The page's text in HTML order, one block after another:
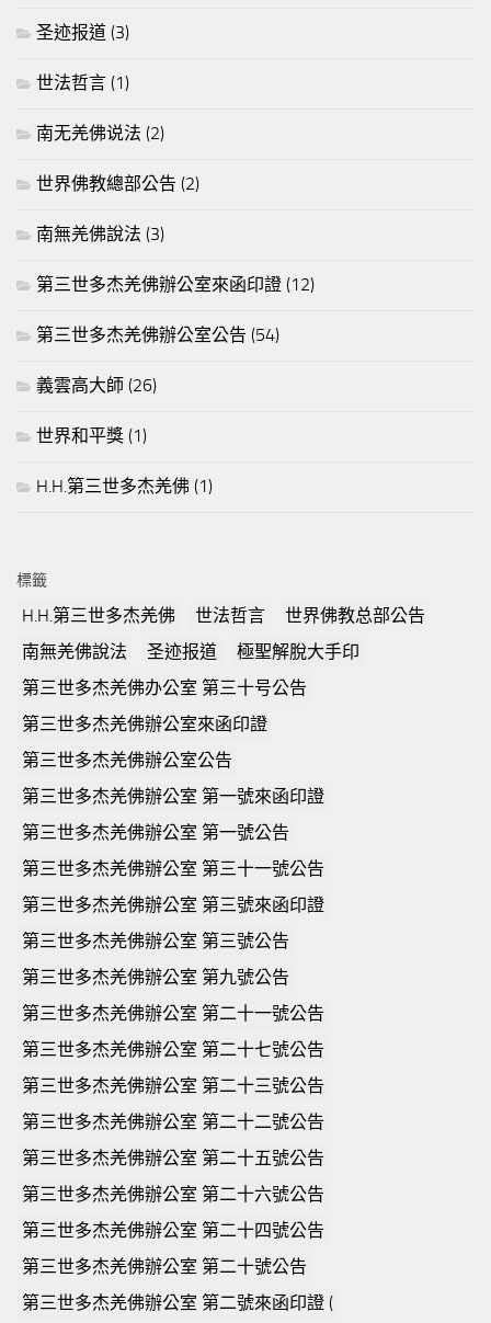
圣迹报道 (3)
世法哲言 (1)
南无羌佛说法 (2)
世界佛教總部公告 (2)
南無羌佛說法 (3)
第三世多杰羌佛辦公室來函印證 (12)
第三世多杰羌佛辦公室公告 (54)
義雲高大師 (26)
世界和平獎 (1)
H.H.第三世多杰羌佛 (1)
標籤
H.H.第三世多杰羌佛 世法哲言
世界佛教总部公告
南無羌佛說法
圣迹报道
極聖解脫大手印
第三世多杰羌佛办公室 第三十号公告
第三世多杰羌佛辦公室來函印證
第三世多杰羌佛辦公室公告
第三世多杰羌佛辦公室 第一號來函印證
第三世多杰羌佛辦公室 第一號公告
第三世多杰羌佛辦公室 第三十一號公告
第三世多杰羌佛辦公室 第三號來函印證
第三世多杰羌佛辦公室 第三號公告
第三世多杰羌佛辦公室 第九號公告
第三世多杰羌佛辦公室 第二十一號公告
第三世多杰羌佛辦公室 第二十七號公告
第三世多杰羌佛辦公室 第二十三號公告
第三世多杰羌佛辦公室 第二十二號公告
第三世多杰羌佛辦公室 第二十五號公告
第三世多杰羌佛辦公室 第二十六號公告
第三世多杰羌佛辦公室 第二十四號公告
第三世多杰羌佛辦公室 第二十號公告
第三世多杰羌佛辦公室 第二號來函印證 (